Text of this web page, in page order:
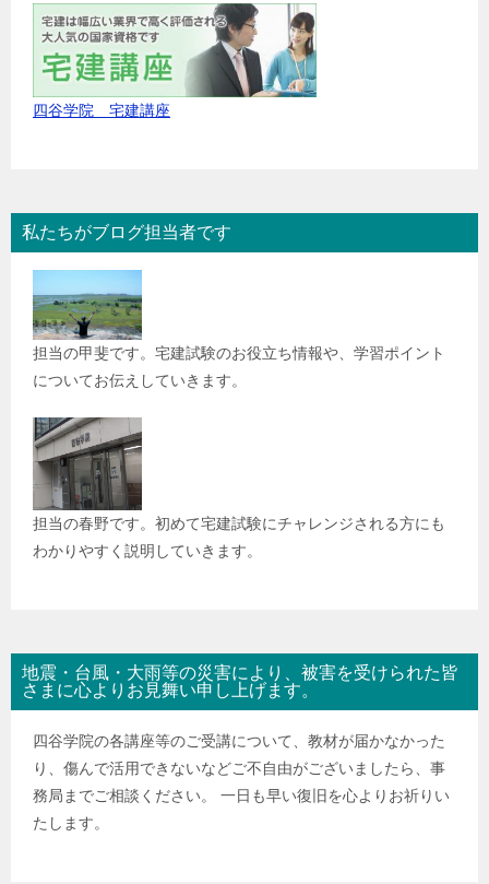
四谷学院 宅建講座
私たちがブログ担当者です
担当の甲斐です。宅建試験のお役立ち情報や、学習ポイント
についてお伝えしていきます。
担当の春野です。初めて宅建試験にチャレンジされる方にも
わかりやすく説明していきます。
地震・台風・大雨等の災害により、被害を受けられた皆
さまに心よりお見舞い申し上げます。
四谷学院の各講座等のご受講について、教材が届かなかった
り、傷んで活用できないなどご不自由がございましたら、事
務局までご相談ください。 一日も早い復旧を心よりお祈りい
たします。